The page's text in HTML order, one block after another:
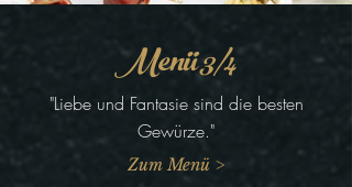
Menü 3/4
"Liebe und Fantasie sind die besten
Gewürze."
Zum Menü >